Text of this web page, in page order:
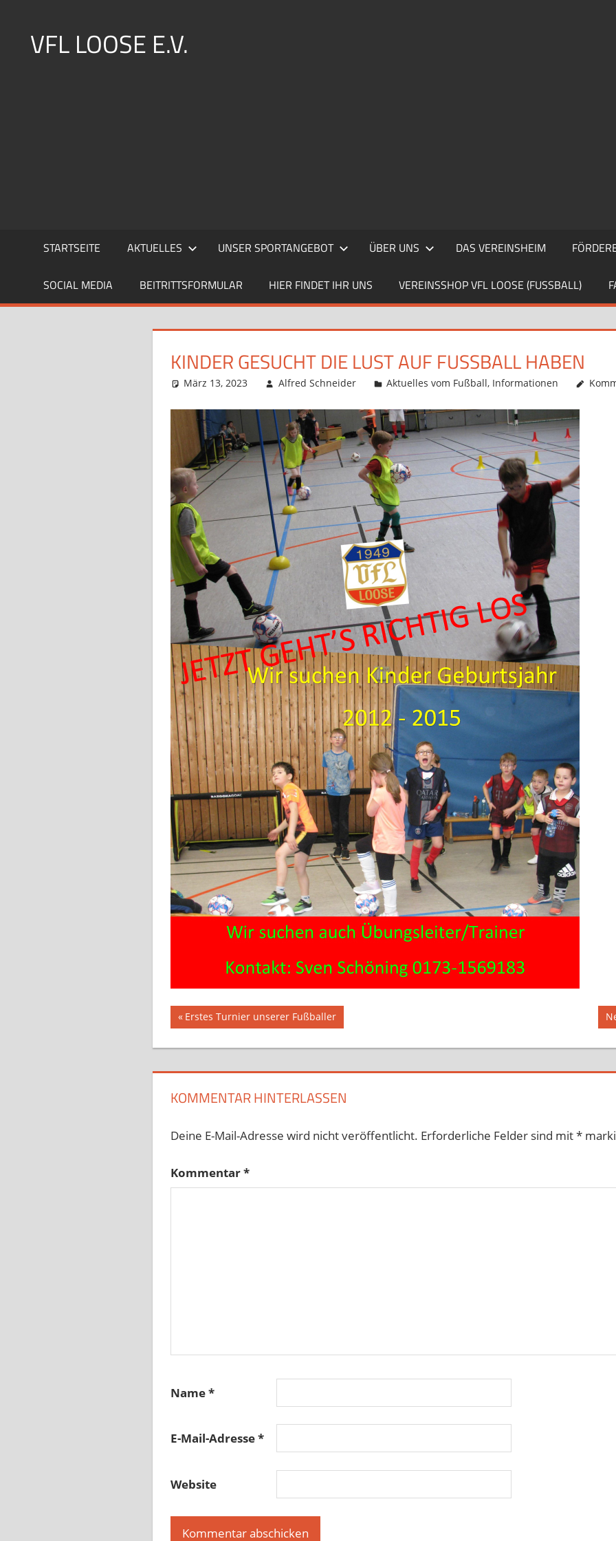
springenVFL LOOSE E.V.
STARTSEITE AKTUELLES UNSER SPORTANGEBOT ÜBER UNS DAS VEREINSHEIM
SOCIAL MEDIA BEITRITTSFORMULAR HIER FINDET IHR UNS VEREINSSHOP VFL LOOSE (FUSSBALL)
KINDER GESUCHT DIE LUST AUF FUSSBALL HABEN
März 13, 2023 Alfred Schneider Aktuelles vom Fußball, Informationen
Beitragsnavigation
Vorheriger
Beitrag:
Erstes Turnier unserer Fußballer
KOMMENTAR HINTERLASSEN
Deine E-Mail-Adresse wird nicht veröffentlicht. Erforderliche Felder sind mit*
Kommentar*
Name*
E-Mail-Adresse*
Website